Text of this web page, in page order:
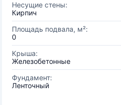
Несущие стены:
Кирпич
Площадь подвала, м²:
0
Крыша:
Железобетонные
Фундамент:
Ленточный